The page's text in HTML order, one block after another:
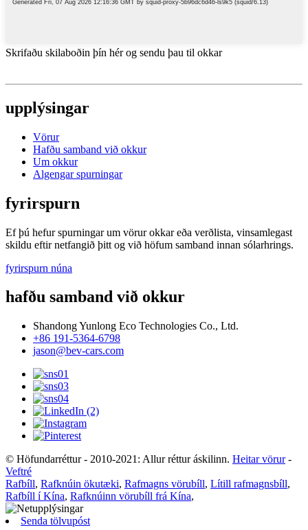
Skrifaðu skilaboðin þín hér og sendu þau til okkar
upplýsingar
Vörur
Hafðu samband við okkur
Um okkur
Algengar spurningar
fyrirspurn
Ef þú hefur spurningar um vörur okkar eða verðlista, vinsamlegast
skildu eftir netfangið þitt og við höfum samband innan sólarhrings.
fyrirspurn núna
hafðu samband við okkur
Shandong Yunlong Eco Technologies Co., Ltd.
+86 191-5364-6798
jason@bev-cars.com
© Höfundarréttur - 2010-2021: Allur réttur áskilinn. Heitar vörur-
Veftré
Rafbíll, Rafknúin ökutæki, Rafmagns vörubíll, Lítill rafmagnsbíll,
Rafbíll í Kína, Rafknúinn vörubíll frá Kína,
Senda tölvupóst